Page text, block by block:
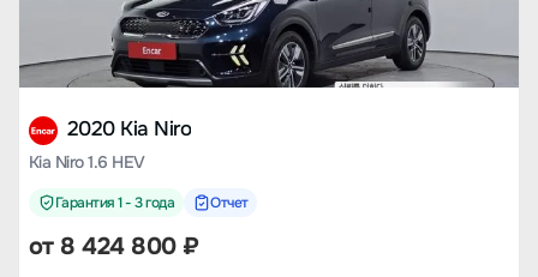
2020 Kia Niro
Kia Niro 1.6 HEV
Гарантия 1 - 3 года Отчет
от 8 424 800₽